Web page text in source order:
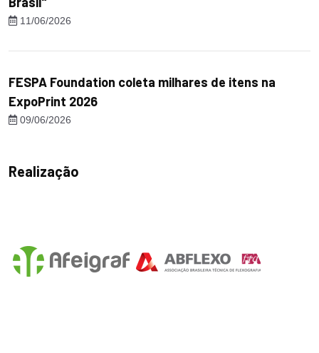
11/06/2026
FESPA Foundation coleta milhares de itens na
ExpoPrint 2026
09/06/2026
Realização